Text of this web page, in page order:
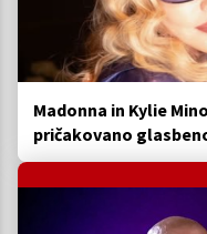
Madonna in Kylie
pričakovano